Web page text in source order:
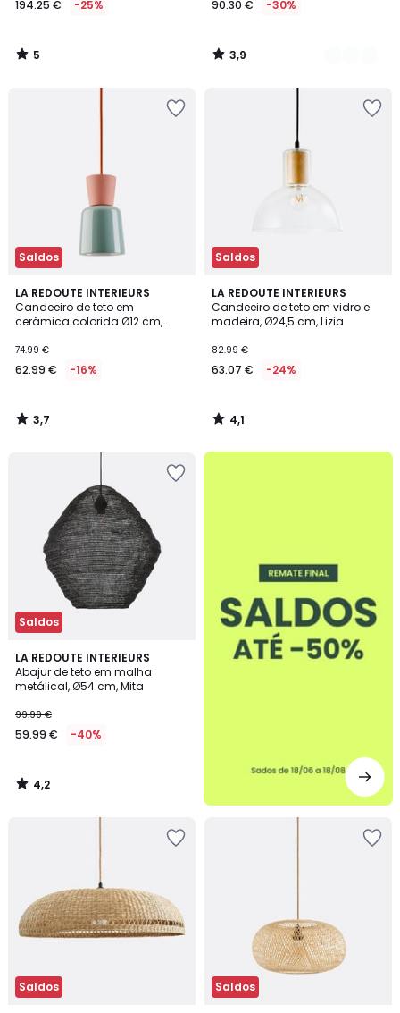
em
de
259.00
194.25 € -25%
5
/
90.30 € -30%
3,9
/
Saldos
LA REDOUTE INTERIEURS
Candeeiro de teto em
cerâmica colorida Ø12 cm,
74.99 €
62.99 € -16%
3,7
/ 5
3,7
/
Saldos
LA REDOUTE INTERIEURS
Candeeiro de teto em vidro e
madeira, Ø24,5 cm, Lizia
82.99 €
63.07 € -24%
4,1
/ 5
4,1
/
Saldos
LA REDOUTE INTERIEURS
Abajur de teto em malha
metálical, Ø54 cm, Mita
99.99 €
59.99 € -40%
4,2
/ 5
4,2
/
até
Saldos Saldos